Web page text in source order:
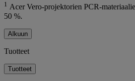
1 Acer Vero-projektorien PCR-
50 %.
Alkuun
Tuotteet
Tuotteet